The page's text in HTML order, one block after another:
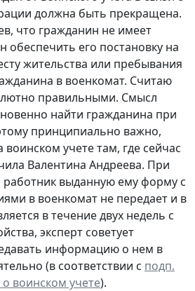
должна быть прекращена.
что гражданин не имеет
обеспечить его постановку на
жительства или пребывания
в военкомат. Считаю
правильными. Смысл
найти гражданина при
принципиально важно,
учете там, где сейчас
Валентина Андреева. При
работник выданную ему форму с
в военкомат не передает и в
в течение двух недель с
эксперт советует
информацию о нем в
(в соответствии с подп.
воинском учете).